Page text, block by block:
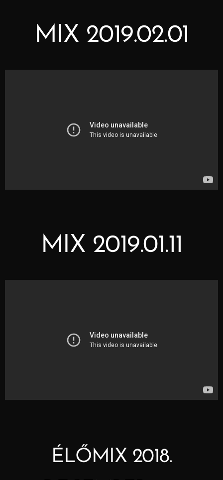
MIX 2019.02.01
MIX 2019.01.11
ÉLŐMIX 2018.